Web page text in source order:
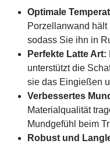
Optimale
Porzellanwand
sodass Sie ihn in
Perfekte Latte Art:
unterstützt die
sie das Eingießen
Verbessertes
Materialqualität
Mundgefühl beim
Robust und